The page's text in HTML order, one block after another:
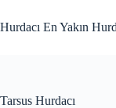
to
content
Hurdacı En Yakın
Tarsus Hurdacı